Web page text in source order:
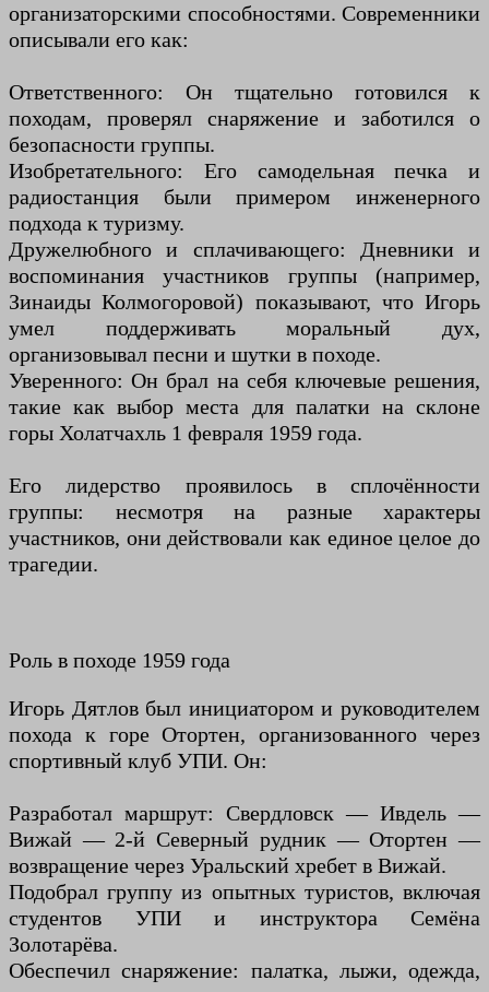
организаторскими способностями. Современники
описывали его как:
Ответственного: Он тщательно готовился к
походам, проверял снаряжение и заботился о
безопасности группы.
Изобретательного: Его самодельная печка и
радиостанция были примером инженерного
подхода к туризму.
Дружелюбного и сплачивающего: Дневники и
воспоминания участников группы (например,
Зинаиды Колмогоровой) показывают, что Игорь
умел поддерживать моральный дух,
организовывал песни и шутки в походе.
Уверенного: Он брал на себя ключевые решения,
такие как выбор места для палатки на склоне
горы Холатчахль 1 февраля 1959 года.
Его лидерство проявилось в сплочённости
группы: несмотря на разные характеры
участников, они действовали как единое целое до
трагедии.
Роль в походе 1959 года
Игорь Дятлов был инициатором и руководителем
похода к горе Отортен, организованного через
спортивный клуб УПИ. Он:
Разработал маршрут: Свердловск — Ивдель —
Вижай — 2-й Северный рудник — Отортен —
возвращение через Уральский хребет в Вижай.
Подобрал группу из опытных туристов, включая
студентов УПИ и инструктора Семёна
Золотарёва.
Обеспечил снаряжение: палатка, лыжи, одежда,